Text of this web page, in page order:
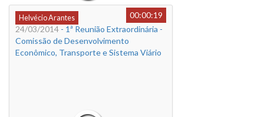
Helvécio Arantes
00:00:19
24/03/2014 - 1ª Reunião Extraordinária -
Comissão de Desenvolvimento
Econômico, Transporte e Sistema Viário